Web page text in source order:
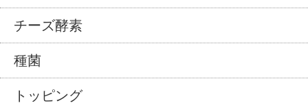
チーズ酵素
種菌
トッピング